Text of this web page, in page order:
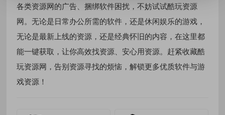
各类资源网的广告、捆绑软件困扰，不妨试试酷玩资源
网。无论是日常办公所需的软件，还是休闲娱乐的游戏，
无论是最新上线的资源，还是经典怀旧的内容，在这里都
能一键获取，让你高效找资源、安心用资源。赶紧收藏酷
玩资源网，告别资源寻找的烦恼，解锁更多优质软件与游
戏资源！